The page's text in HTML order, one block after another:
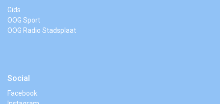
Gids
OOG Sport
OOG Radio Stadsplaat
Social
Facebook